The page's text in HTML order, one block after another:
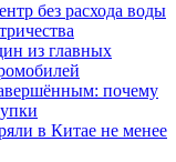
без расхода воды
из главных
почему
в Китае не менее